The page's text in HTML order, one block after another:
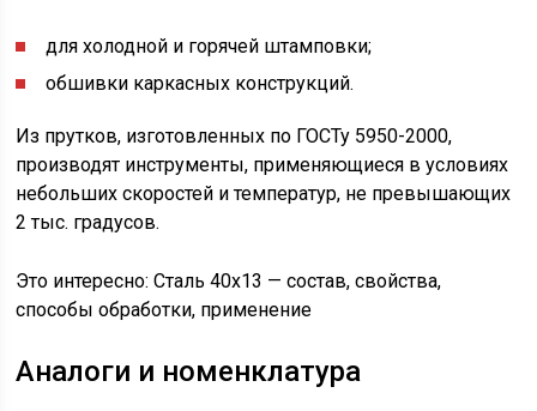
для холодной и горячей штамповки;
обшивки каркасных конструкций.
Из прутков, изготовленных по ГОСТу 5950-2000,
производят инструменты, применяющиеся в условиях
небольших скоростей и температур, не превышающих
2 тыс. градусов.
Это интересно: Сталь 40х13 — состав, свойства,
способы обработки, применение
Аналоги и номенклатура